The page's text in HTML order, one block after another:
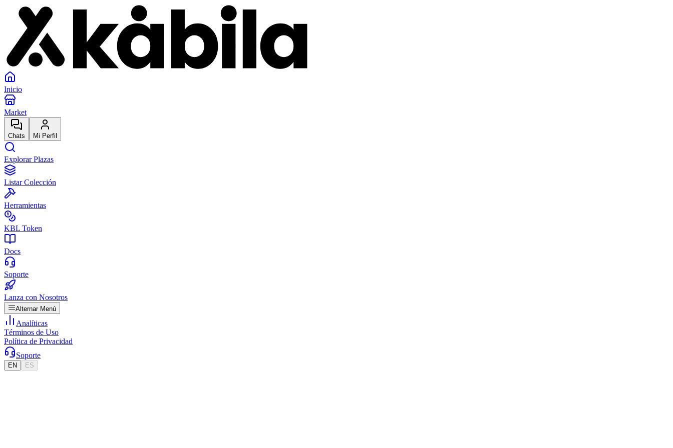
Inicio
Market
Chats Mi Perfil
Explorar Plazas
Listar Colección
Herramientas
KBL Token
Docs
Soporte
Lanza con Nosotros
Alternar Menú
Analíticas
Términos de Uso
Política de Privacidad
Soporte
EN ES